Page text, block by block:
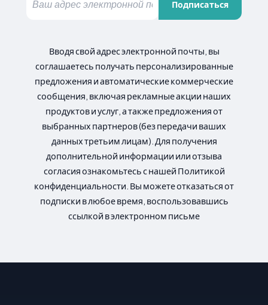
Подписаться
Вводя свой адрес электронной почты, вы
соглашаетесь получать персонализированные
предложения и автоматические коммерческие
сообщения, включая рекламные акции наших
продуктов и услуг, а также предложения от
выбранных партнеров (без передачи ваших
данных третьим лицам). Для получения
дополнительной информации или отзыва
согласия ознакомьтесь с нашей Политикой
конфиденциальности. Вы можете отказаться от
подписки в любое время, воспользовавшись
ссылкой в электронном письме